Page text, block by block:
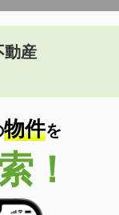
動産
物件を
！